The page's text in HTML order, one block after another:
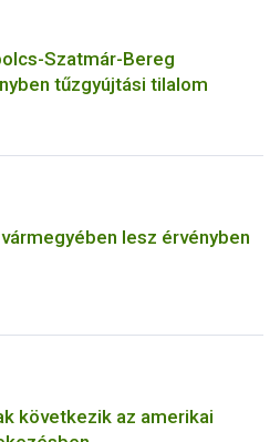
Szatmár-Bereg
tűzgyújtási tilalom
lesz érvényben
következik az amerikai